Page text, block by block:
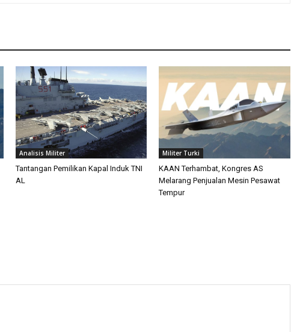
Analisis Militer
Tantangan Pemilikan Kapal Induk TNI
AL
Militer Turki
KAAN Terhambat, Kongres AS
Melarang Penjualan Mesin Pesawat
Tempur